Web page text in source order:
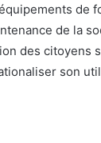
de la
des citoyens
son